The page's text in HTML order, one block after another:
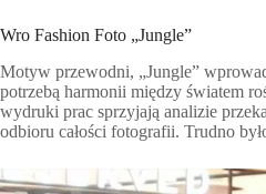
Wro Fashion Foto „Jungle”
Motyw przewodni, „Jungle”
potrzebą harmonii między światem
wydruki prac sprzyjają analizie
odbioru całości fotografii. Trudno